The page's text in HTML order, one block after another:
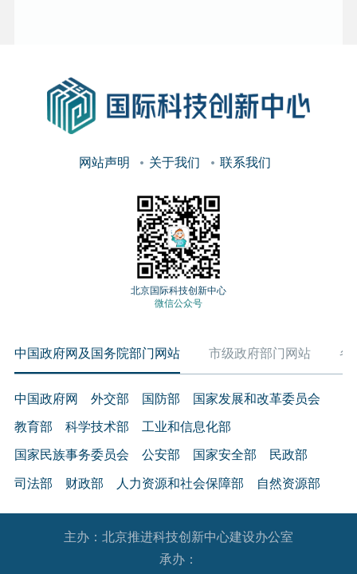
网站声明 关于我们 联系我们
北京国际科技创新中心
微信公众号
中国政府网及国务院部门网站 市级政府部门网站 各
中国政府网 外交部 国防部 国家发展和改革委员会
教育部 科学技术部 工业和信息化部
国家民族事务委员会 公安部 国家安全部 民政部
司法部 财政部 人力资源和社会保障部 自然资源部
生态环境部 住房和城乡建设部 交通运输部 水利部
农业农村部 商务部 文化和旅游部
退役军人事务部
主办：北京推进科技创新中心建设办公室
承办：